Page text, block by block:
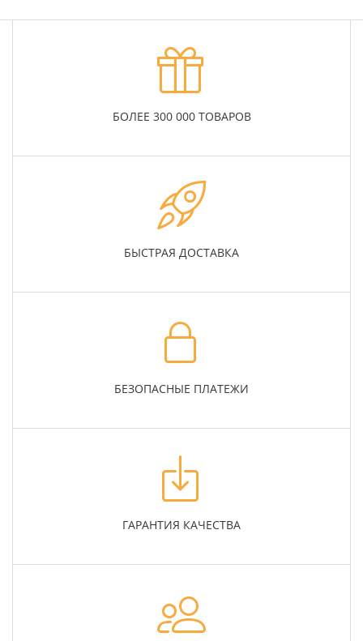
БОЛЕЕ 300 000 ТОВАРОВ
БЫСТРАЯ ДОСТАВКА
БЕЗОПАСНЫЕ ПЛАТЕЖИ
ГАРАНТИЯ КАЧЕСТВА